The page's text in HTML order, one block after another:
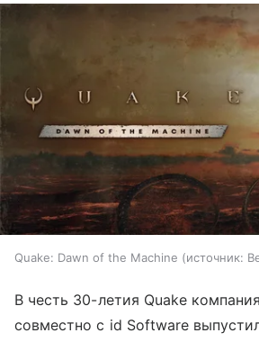
Quake: Dawn of the Machine источник:
В честь 30-летия Quake
совместно с id Software